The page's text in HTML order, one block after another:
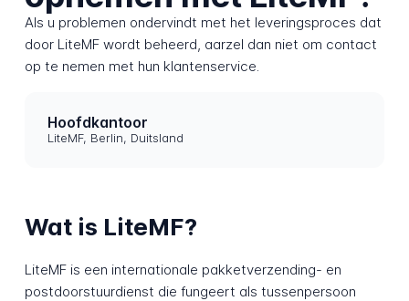
Als u problemen ondervindt met het leveringsproces dat
door LiteMF wordt beheerd, aarzel dan niet om contact
op te nemen met hun klantenservice.
Hoofdkantoor
LiteMF, Berlin, Duitsland
Wat is LiteMF?
LiteMF is een internationale pakketverzending- en
postdoorstuurdienst die fungeert als tussenpersoon